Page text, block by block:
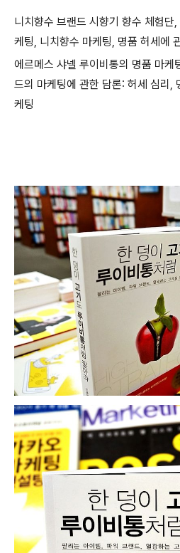
니치향수 브랜드 시향기 향수 체험단
케팅, 니치향수 마케팅, 명품 허세에
에르메스 샤넬 루이비통의 명품 마케
드의 마케팅에 관한 담론: 허세 심리,
케팅